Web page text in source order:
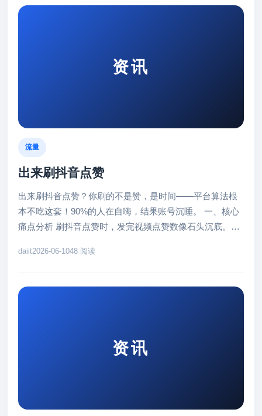
资讯
流量
出来刷抖音点赞
出来刷抖音点赞？你刷的不是赞，是时间——平台算法根
本不吃这套！90%的人在自嗨，结果账号沉睡。 一、核心
痛点分析 刷抖音点赞时，发完视频点赞数像石头沉底。原
daiit2026-06-1048 阅读
资讯